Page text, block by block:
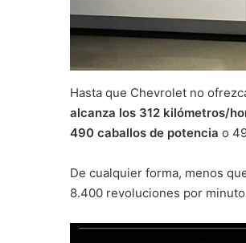
Hasta que Chevrolet no
alcanza los 312 kilómetros/
490 caballos de potencia o
De cualquier forma, menos
8.400 revoluciones por